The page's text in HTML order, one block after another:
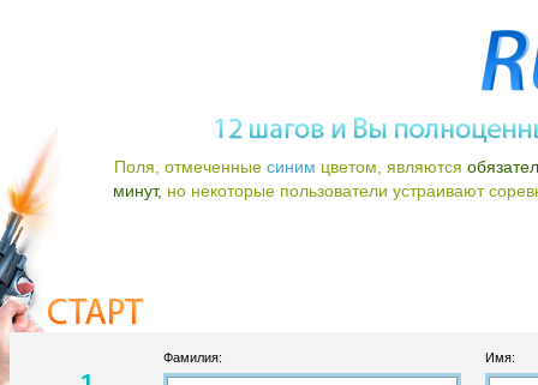
Поля, отмеченные синим цветом, являются
минут, но некоторые пользователи устраивают
Фамилия: Имя: